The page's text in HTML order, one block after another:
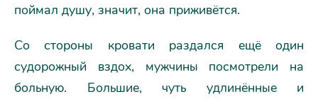
поймал душу, значит, она приживётся.
Со стороны кровати раздался ещё один
судорожный вздох, мужчины посмотрели на
больную. Большие, чуть удлинённые и